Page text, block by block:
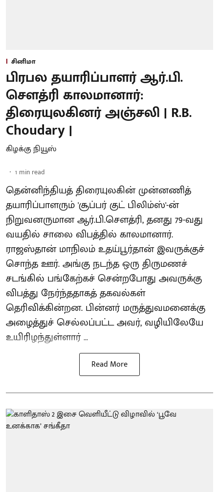
சினிமா
பிரபல தயாரிப்பாளர் ஆர்.பி.
சௌத்ரி காலமானார்:
திரையுலகினர் அஞ்சலி | R.B.
Choudary |
கிழக்கு நியூஸ்
1 min read
தென்னிந்தியத் திரையுலகின் முன்னணித்
தயாரிப்பாளரும் 'சூப்பர் குட் பிலிம்ஸ்'-ன்
நிறுவனருமான ஆர்.பி.சௌத்ரி, தனது 79-வது
வயதில் சாலை விபத்தில் காலமானார்.
ராஜஸ்தான் மாநிலம் உதய்பூர்தான் இவருக்குச்
சொந்த ஊர். அங்கு நடந்த ஒரு திருமணச்
சடங்கில் பங்கேற்கச் சென்றபோது அவருக்கு
விபத்து நேர்ந்ததாகத் தகவல்கள்
தெரிவிக்கின்றன. பின்னர் மருத்துவமனைக்கு
அழைத்துச் செல்லப்பட்ட அவர், வழியிலேயே
உயிரிழந்துள்ளார் ...
Read More